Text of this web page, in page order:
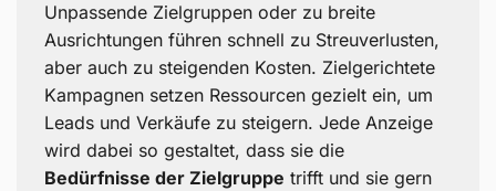
Unpassende Zielgruppen oder zu breite
Ausrichtungen führen schnell zu Streuverlusten,
aber auch zu steigenden Kosten. Zielgerichtete
Kampagnen setzen Ressourcen gezielt ein, um
Leads und Verkäufe zu steigern. Jede Anzeige
wird dabei so gestaltet, dass sie die
Bedürfnisse der Zielgruppe trifft und sie gern